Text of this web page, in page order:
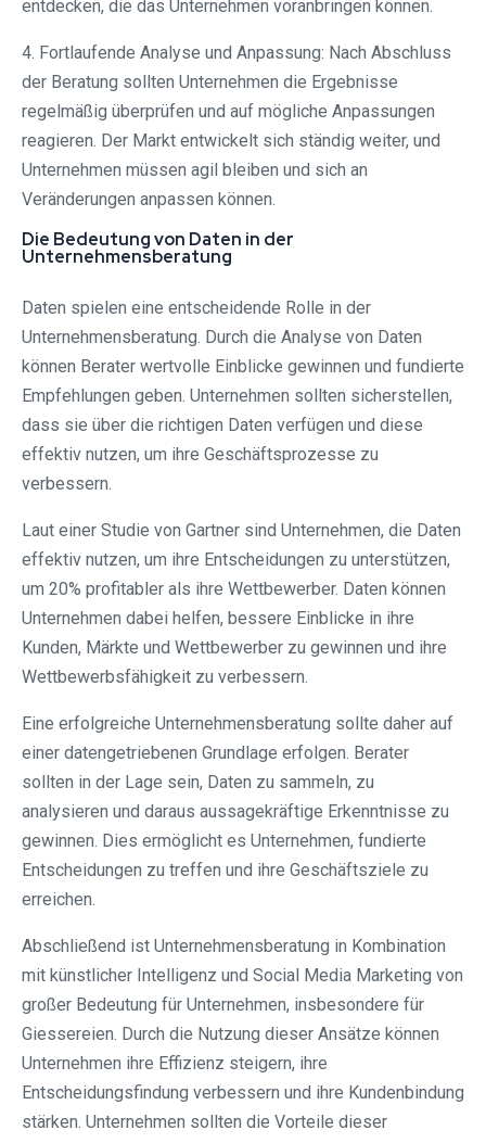
entdecken, die das Unternehmen voranbringen können.
4. Fortlaufende Analyse und Anpassung: Nach Abschluss
der Beratung sollten Unternehmen die Ergebnisse
regelmäßig überprüfen und auf mögliche Anpassungen
reagieren. Der Markt entwickelt sich ständig weiter, und
Unternehmen müssen agil bleiben und sich an
Veränderungen anpassen können.
Die Bedeutung von Daten in der
Unternehmensberatung
Daten spielen eine entscheidende Rolle in der
Unternehmensberatung. Durch die Analyse von Daten
können Berater wertvolle Einblicke gewinnen und fundierte
Empfehlungen geben. Unternehmen sollten sicherstellen,
dass sie über die richtigen Daten verfügen und diese
effektiv nutzen, um ihre Geschäftsprozesse zu
verbessern.
Laut einer Studie von Gartner sind Unternehmen, die Daten
effektiv nutzen, um ihre Entscheidungen zu unterstützen,
um 20% profitabler als ihre Wettbewerber. Daten können
Unternehmen dabei helfen, bessere Einblicke in ihre
Kunden, Märkte und Wettbewerber zu gewinnen und ihre
Wettbewerbsfähigkeit zu verbessern.
Eine erfolgreiche Unternehmensberatung sollte daher auf
einer datengetriebenen Grundlage erfolgen. Berater
sollten in der Lage sein, Daten zu sammeln, zu
analysieren und daraus aussagekräftige Erkenntnisse zu
gewinnen. Dies ermöglicht es Unternehmen, fundierte
Entscheidungen zu treffen und ihre Geschäftsziele zu
erreichen.
Abschließend ist Unternehmensberatung in Kombination
mit künstlicher Intelligenz und Social Media Marketing von
großer Bedeutung für Unternehmen, insbesondere für
Giessereien. Durch die Nutzung dieser Ansätze können
Unternehmen ihre Effizienz steigern, ihre
Entscheidungsfindung verbessern und ihre Kundenbindung
stärken. Unternehmen sollten die Vorteile dieser